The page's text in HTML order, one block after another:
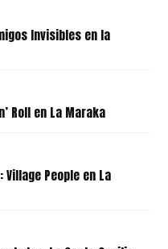
Invisibles en la
Roll en La Maraka
People en La